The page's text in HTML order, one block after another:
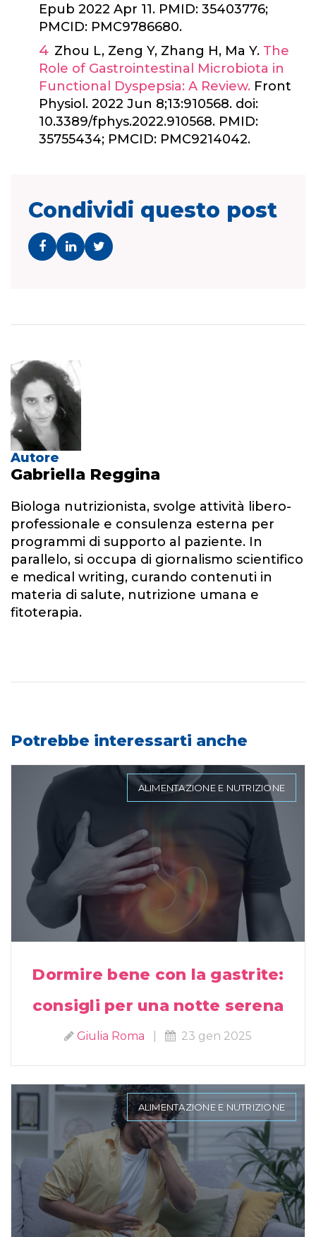
Epub 2022 Apr 11. PMID: 35403776;
PMCID: PMC9786680.
Zhou L, Zeng Y, Zhang H, Ma Y. The
Role of Gastrointestinal Microbiota in
Functional Dyspepsia: A Review. Front
Physiol. 2022 Jun 8;13:910568. doi:
10.3389/fphys.2022.910568. PMID:
35755434; PMCID: PMC9214042.
Condividi questo post
Autore
Gabriella Reggina
Biologa nutrizionista, svolge attività libero-
professionale e consulenza esterna per
programmi di supporto al paziente. In
parallelo, si occupa di giornalismo scientifico
e medical writing, curando contenuti in
materia di salute, nutrizione umana e
fitoterapia.
Potrebbe interessarti anche
ALIMENTAZIONE E NUTRIZIONE
Dormire bene con la gastrite:
consigli per una notte serena
Giulia Roma 23 gen 2025
ALIMENTAZIONE E NUTRIZIONE